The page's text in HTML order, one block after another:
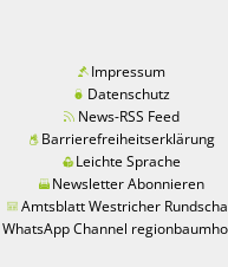
Impressum
Datenschutz
News-RSS Feed
Barrierefreiheitserklärung
Leichte Sprache
Newsletter Abonnieren
Amtsblatt Westricher
WhatsApp Channel